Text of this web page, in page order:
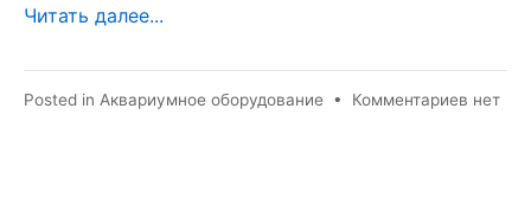
Читать далее...
Posted in Аквариумное оборудование • Комментариев кнет